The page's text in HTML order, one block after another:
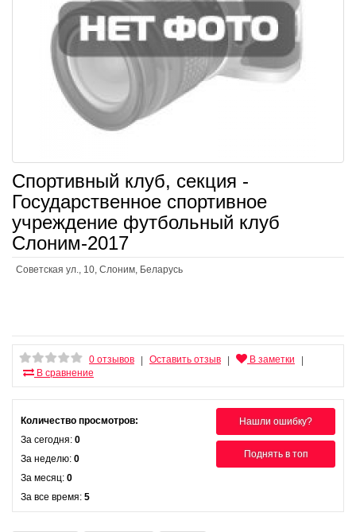
Спортивный клуб, секция -
Государственное спортивное
учреждение футбольный клуб
Слоним-2017
Советская ул., 10, Слоним, Беларусь
0 отзывов Оставить отзыв В заметки
В сравнение
Нашли ошибку?
Поднять в топ
Количество просмотров:
За сегодня: 0
За неделю: 0
За месяц: 0
За все время: 5